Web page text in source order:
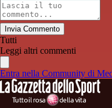
Invia Commento
Tutti
Leggi altri commenti
Entra nella Community di